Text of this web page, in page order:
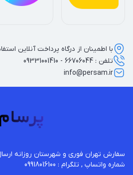
شماره واتساپ , تلگرام : 09918016100
با اطمینان از درگاه پرداخت آنلاین
تلفن : 66706044 - 09331001410
info@persam.ir